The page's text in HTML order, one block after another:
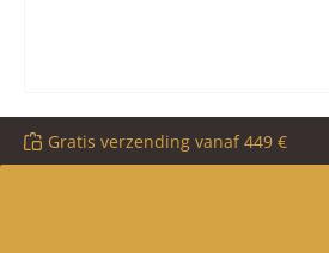
Gratis verzending vanaf 449 €